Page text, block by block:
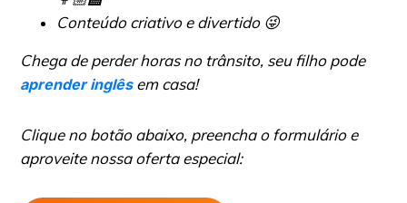
Conteúdo criativo e divertido 😜
Chega de perder horas no trânsito, seu filho pode
aprender inglêsem casa!
Clique no botão abaixo, preencha o formulário e
aproveite nossa oferta especial: